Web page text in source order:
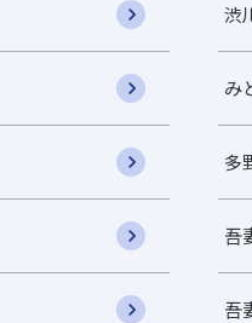
渋
み
多
吾
吾